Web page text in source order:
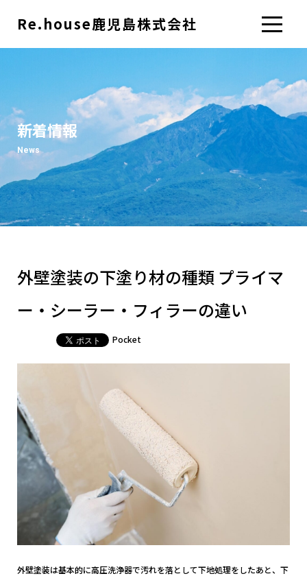
Re.house鹿児島株式会社
新着情報
News
外壁塗装の下塗り材の種類 プライマ
ー・シーラー・フィラーの違い
Pocket
外壁塗装は基本的に高圧洗浄器で汚れを落として下地処理をしたあと、下